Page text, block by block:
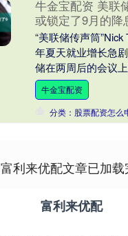
牛金宝配资 美联
或锁定了9月的降
“美联储传声筒
年夏天就业增长急
储在两周后的会议
点。....
牛金宝配资
分类：股票配资怎么
富利来优配文章已加
富利来优配